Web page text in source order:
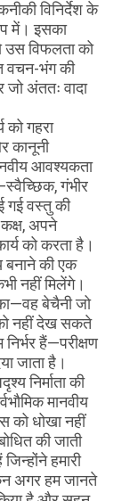
विनिर्देश के
में। इसका
उस विफलता को
वचन-भंग की
अंततः वादा
को गहरा
कानूनी
आवश्यकता
गंभीर
गई वस्तु की
कक्ष, अपने
को करता है।
बनाने की एक
नहीं मिलेंगे।
बेचैनी जो
नहीं देख सकते
हैं—परीक्षण
जाता है।
निर्माता की
मानवीय
को धोखा नहीं
की जाती
हमारी
अगर हम जानते